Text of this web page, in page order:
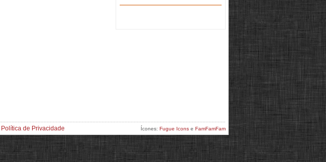
Política de Privacidade Ícones: Fugue Icons e FamFamFam